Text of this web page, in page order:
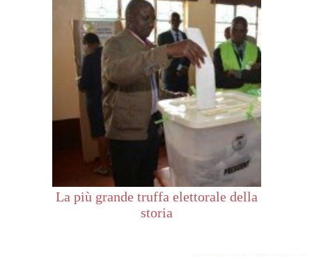
La più grande truffa elettorale della
storia